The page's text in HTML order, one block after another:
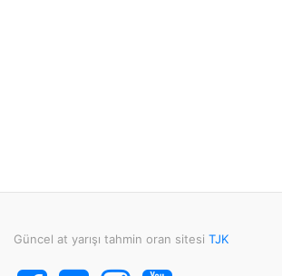
Güncel at yarışı tahmin oran sitesi TJK